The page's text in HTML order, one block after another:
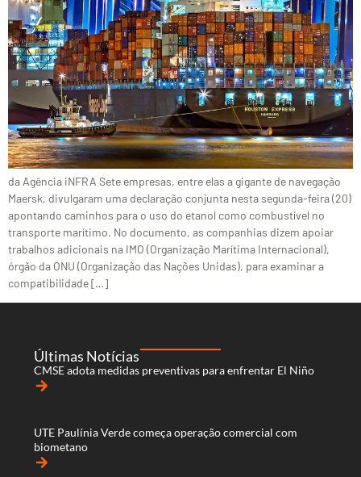
da Agência iNFRA Sete empresas, entre elas a gigante de navegação
Maersk, divulgaram uma declaração conjunta nesta segunda-feira (20)
apontando caminhos para o uso do etanol como combustível no
transporte marítimo. No documento, as companhias dizem apoiar
trabalhos adicionais na IMO (Organização Marítima Internacional),
órgão da ONU (Organização das Nações Unidas), para examinar a
compatibilidade […]
Últimas Notícias
CMSE adota medidas preventivas para enfrentar El Niño
arrow_forward
UTE Paulínia Verde começa operação comercial com
biometano
arrow_forward